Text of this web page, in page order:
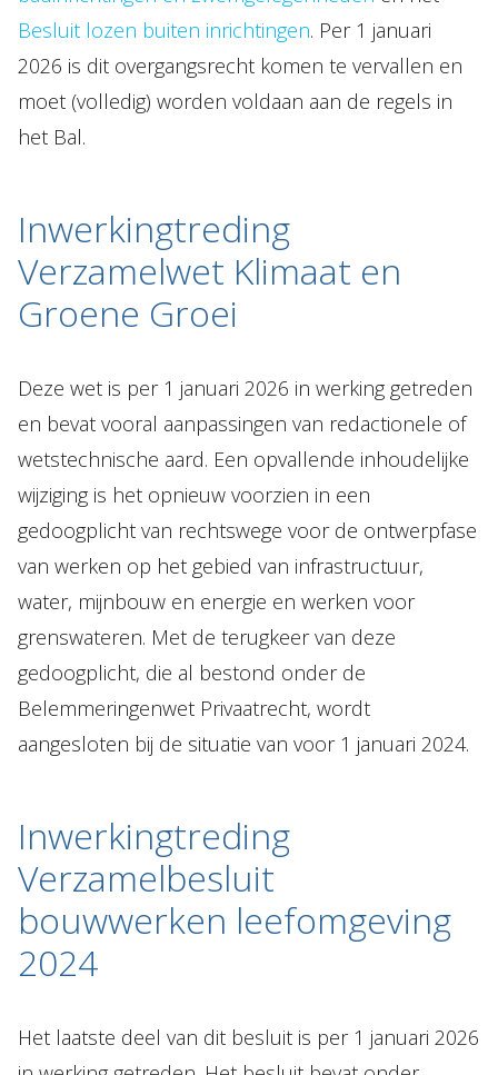
Besluit lozen buiten inrichtingen. Per 1 januari
2026 is dit overgangsrecht komen te vervallen en
moet (volledig) worden voldaan aan de regels in
het Bal.
Inwerkingtreding
Verzamelwet Klimaat en
Groene Groei
Deze wet is per 1 januari 2026 in werking getreden
en bevat vooral aanpassingen van redactionele of
wetstechnische aard. Een opvallende inhoudelijke
wijziging is het opnieuw voorzien in een
gedoogplicht van rechtswege voor de ontwerpfase
van werken op het gebied van infrastructuur,
water, mijnbouw en energie en werken voor
grenswateren. Met de terugkeer van deze
gedoogplicht, die al bestond onder de
Belemmeringenwet Privaatrecht, wordt
aangesloten bij de situatie van voor 1 januari 2024.
Inwerkingtreding
Verzamelbesluit
bouwwerken leefomgeving
2024
Het laatste deel van dit besluit is per 1 januari 2026